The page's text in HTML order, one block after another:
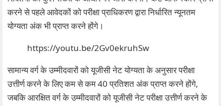
करने से पहले आवेदकों को परीक्षा प्राधिकरण द्वारा निर्धारित न्यूनतम
योग्यता अंक भी प्राप्त करने होंगे।
https://youtu.be/2Gv0ekruhSw
सामान्य वर्ग के उम्मीदवारों को यूजीसी नेट योग्यता के अनुसार परीक्षा
उत्तीर्ण करने के लिए कम से कम 40 प्रतिशत अंक प्राप्त करने होंगे,
जबकि आरक्षित वर्ग के उम्मीदवारों को यूजीसी नेट परीक्षा उत्तीर्ण करने के